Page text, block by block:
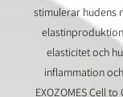
stimulerar hudens
elasticitet och
inflammation
EXOZOMES Cell